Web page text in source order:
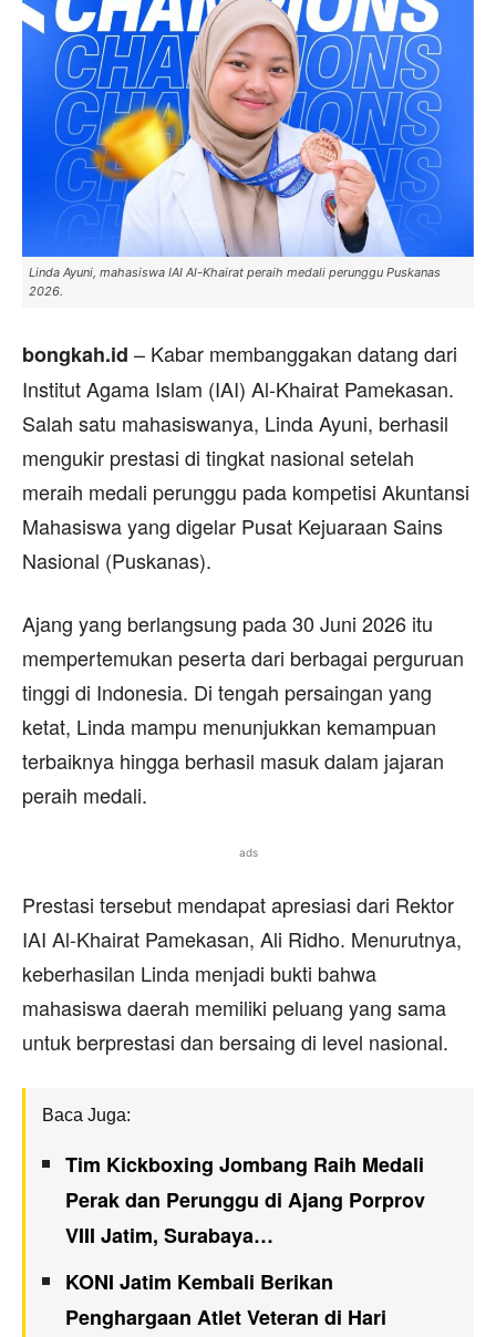
Linda Ayuni, mahasiswa IAI Al-Khairat peraih medali perunggu Puskanas
2026.
bongkah.id – Kabar membanggakan datang dari
Institut Agama Islam (IAI) Al-Khairat Pamekasan.
Salah satu mahasiswanya, Linda Ayuni, berhasil
mengukir prestasi di tingkat nasional setelah
meraih medali perunggu pada kompetisi Akuntansi
Mahasiswa yang digelar Pusat Kejuaraan Sains
Nasional (Puskanas).
Ajang yang berlangsung pada 30 Juni 2026 itu
mempertemukan peserta dari berbagai perguruan
tinggi di Indonesia. Di tengah persaingan yang
ketat, Linda mampu menunjukkan kemampuan
terbaiknya hingga berhasil masuk dalam jajaran
peraih medali.
ads
Prestasi tersebut mendapat apresiasi dari Rektor
IAI Al-Khairat Pamekasan, Ali Ridho. Menurutnya,
keberhasilan Linda menjadi bukti bahwa
mahasiswa daerah memiliki peluang yang sama
untuk berprestasi dan bersaing di level nasional.
Baca Juga:
Tim Kickboxing Jombang Raih Medali
Perak dan Perunggu di Ajang Porprov
VIII Jatim, Surabaya…
KONI Jatim Kembali Berikan
Penghargaan Atlet Veteran di Hari